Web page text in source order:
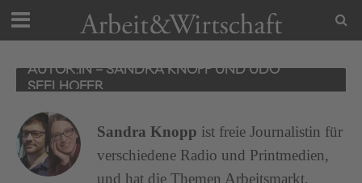
AUTOR:IN – SANDRA KNOPP UND UDO
SEELHOFER
Sandra Knopp ist freie Journalistin für
verschiedene Radio und Printmedien,
und hat die Themen Arbeitsmarkt,